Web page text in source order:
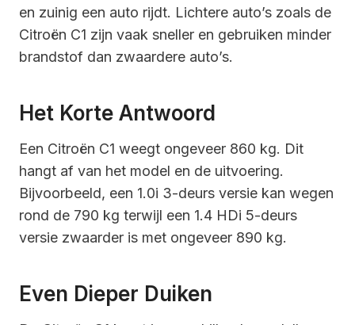
en zuinig een auto rijdt. Lichtere auto’s zoals de
Citroën C1 zijn vaak sneller en gebruiken minder
brandstof dan zwaardere auto’s.
Het Korte Antwoord
Een Citroën C1 weegt ongeveer 860 kg. Dit
hangt af van het model en de uitvoering.
Bijvoorbeeld, een 1.0i 3-deurs versie kan wegen
rond de 790 kg terwijl een 1.4 HDi 5-deurs
versie zwaarder is met ongeveer 890 kg.
Even Dieper Duiken